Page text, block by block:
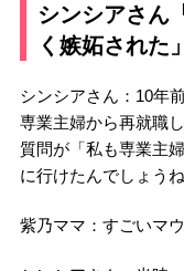
シンシアさん
く嫉妬された」
シンシアさん：10年
専業主婦から再就職
質問が「私も専業主
に行けたんでしょうね
紫乃ママ：すごいマ